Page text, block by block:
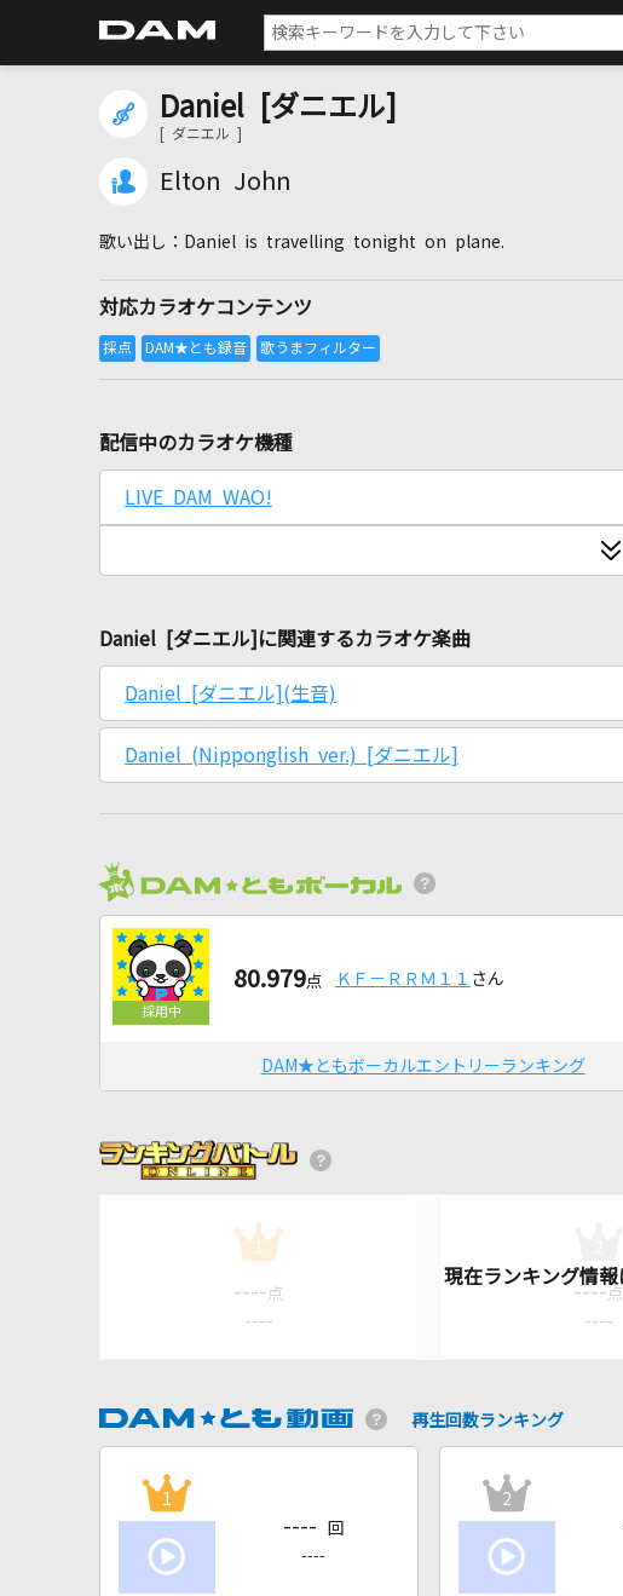
Daniel [ダニエル]
[ ダニエル ]
Elton John
Daniel is travelling tonight on plane.
対応カラオケコンテンツ
配信中のカラオケ機種
LIVE DAM WAO!
Daniel [ダニエル]に関連するカラオケ楽曲
Daniel [ダニエル](生音)
Daniel (Nipponglish ver.) [ダニエル]
80.979点 ＫＦ－ＲＲＭ１１ さん
DAM★ともボーカルエントリーランキング
1
---- 点
----
---- 点
----
再生回数ランキング
1
---- 回
----
2